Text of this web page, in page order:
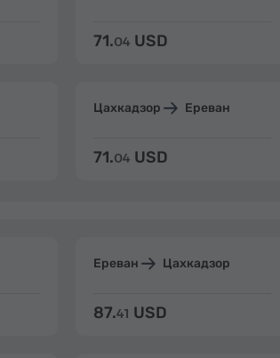
71.04 USD
Цахкадзор Ереван
71.04 USD
Ереван Цахкадзор
87.41 USD